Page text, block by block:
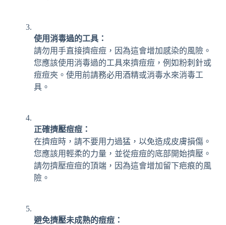
使用消毒過的工具：
請勿用手直接擠痘痘，因為這會增加感染的風險。
您應該使用消毒過的工具來擠痘痘，例如粉刺針或
痘痘夾。使用前請務必用酒精或消毒水來消毒工
具。
正確擠壓痘痘：
在擠痘時，請不要用力過猛，以免造成皮膚損傷。
您應該用輕柔的力量，並從痘痘的底部開始擠壓。
請勿擠壓痘痘的頂端，因為這會增加留下疤痕的風
險。
避免擠壓未成熟的痘痘：